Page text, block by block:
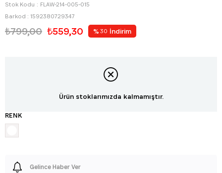
Stok Kodu
FLAW-214-005-015
Barkod : 1592380729347
₺799,00 ₺559,30 % 30 İndirim
Ürün stoklarımızda kalmamıştır.
RENK
Gelince Haber Ver